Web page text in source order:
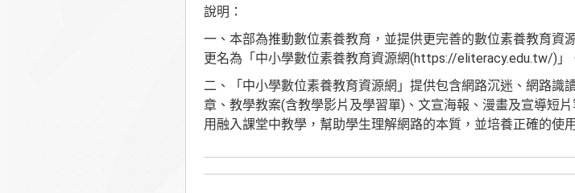
說明：
一、本部為推動數位素養教育，並提供更完善的數位素養教育資
更名為「中小學數位素養教育資源網(https://eliteracy.edu.tw/)」
二、「中小學數位素養教育資源網」提供包含網路沉迷、網路識
章、教學教案(含教學影片及學習單)、文宣海報、漫畫及宣導短
用融入課堂中教學，幫助學生理解網路的本質，並培養正確的使